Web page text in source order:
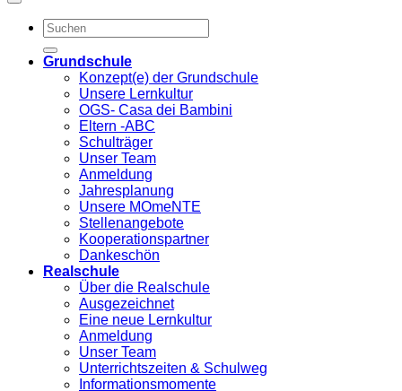
Grundschule
Konzept(e) der Grundschule
Unsere Lernkultur
OGS- Casa dei Bambini
Eltern -ABC
Schulträger
Unser Team
Anmeldung
Jahresplanung
Unsere MOmeNTE
Stellenangebote
Kooperationspartner
Dankeschön
Realschule
Über die Realschule
Ausgezeichnet
Eine neue Lernkultur
Anmeldung
Unser Team
Unterrichtszeiten & Schulweg
Informationsmomente